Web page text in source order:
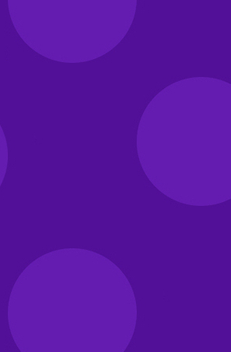
shape
super shape
super shape
super shape
super shape
shape
shape
super shape
shape
shape
super shape
shape
shape
shape
90/100 anni super shape
super shape
super shape
shape